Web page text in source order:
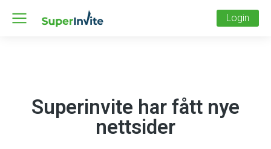
Login
Superinvite har fått nye
nettsider